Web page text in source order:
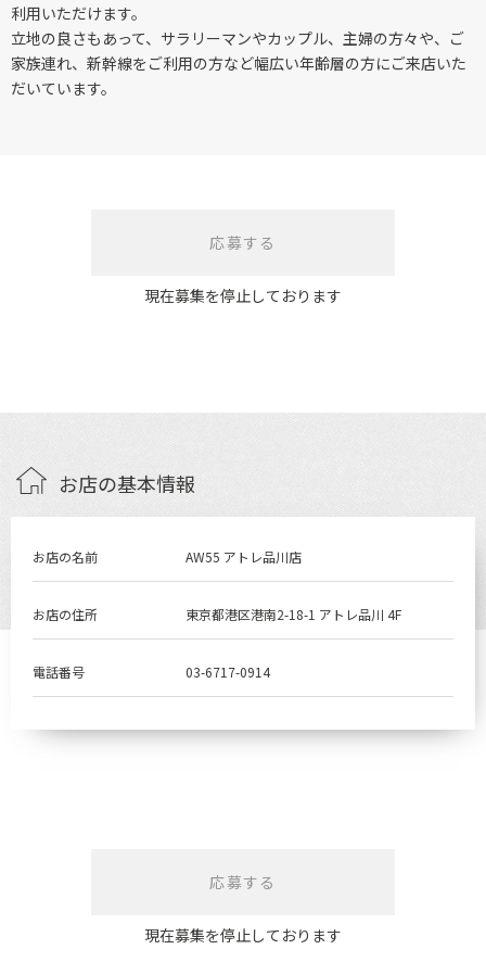
利用いただけます。
立地の良さもあって、サラリーマンやカップル、主婦の方々や、ご
家族連れ、新幹線をご利用の方など幅広い年齢層の方にご来店いた
だいています。
応募する
現在募集を停止しております
お店の基本情報
お店の名前 AW55 アトレ品川店
お店の住所 東京都港区港南2-18-1 アトレ品川 4F
電話番号 03-6717-0914
応募する
現在募集を停止しております